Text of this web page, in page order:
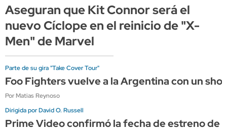
Aseguran que Kit Connor será el
nuevo Cíclope en el reinicio de "X-
Men" de Marvel
Parte de su gira "Take Cover Tour"
Foo Fighters vuelve a la Argentina con un
Por Matias Reynoso
Dirigida por David O. Russell
Prime Video confirmó la fecha de estreno de